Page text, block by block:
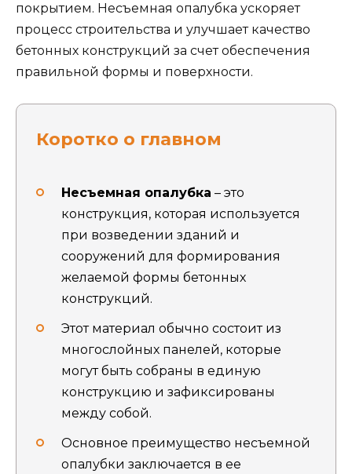
покрытием. Несъемная опалубка ускоряет
процесс строительства и улучшает качество
бетонных конструкций за счет обеспечения
правильной формы и поверхности.
Коротко о главном
Несъемная опалубка – это
конструкция, которая используется
при возведении зданий и
сооружений для формирования
желаемой формы бетонных
конструкций.
Этот материал обычно состоит из
многослойных панелей, которые
могут быть собраны в единую
конструкцию и зафиксированы
между собой.
Основное преимущество несъемной
опалубки заключается в ее